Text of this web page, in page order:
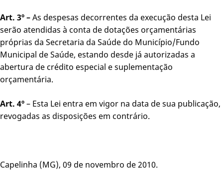
Art. 3º –As despesas decorrentes da execução desta Lei
serão atendidas à conta de dotações orçamentárias
próprias da Secretaria da Saúde do Município/Fundo
Municipal de Saúde, estando desde já autorizadas a
abertura de crédito especial e suplementação
orçamentária.
Art. 4º– Esta Lei entra em vigor na data de sua publicação,
revogadas as disposições em contrário.
Capelinha (MG), 09 de novembro de 2010.